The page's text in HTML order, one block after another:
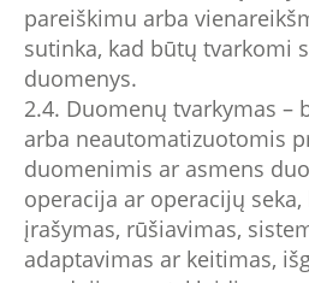
pareiškimu arba
sutinka, kad būtų tvarkomi
duomenys.
2.4. Duomenų tvarkymas
arba neautomatizuotomis
duomenimis ar asmens
operacija ar operacijų
įrašymas, rūšiavimas,
adaptavimas ar keitimas,